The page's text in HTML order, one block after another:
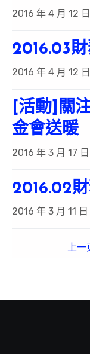
2016 年 4 月 12 日
2016.03
2016 年 4 月 12 日
[活動]關
金會送暖
2016 年 3 月 17 日
2016.02
2016 年 3 月 11 日
上一